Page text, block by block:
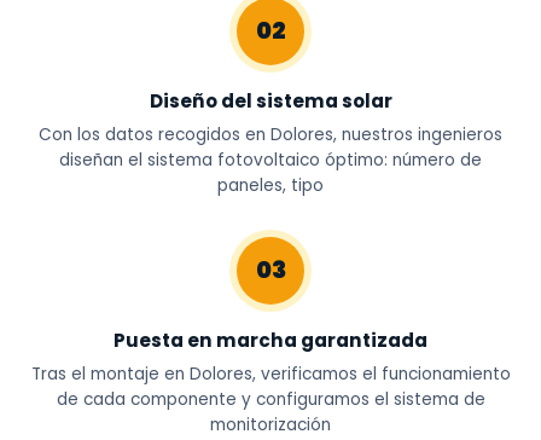
02
Diseño del sistema solar
Con los datos recogidos en Dolores, nuestros ingenieros
diseñan el sistema fotovoltaico óptimo: número de
paneles, tipo
03
Puesta en marcha garantizada
Tras el montaje en Dolores, verificamos el funcionamiento
de cada componente y configuramos el sistema de
monitorización